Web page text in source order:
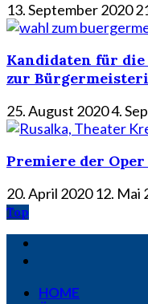
13. September 2020
Kandidaten für
zur
25. August 20204.
Premiere der Oper
20. April 2020 12. Mai
Top
HOME